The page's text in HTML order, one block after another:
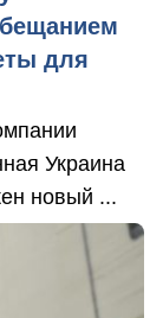
для
Украина
новый ...